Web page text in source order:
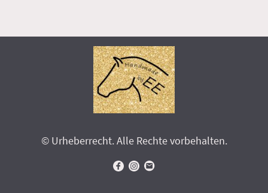
© Urheberrecht. Alle Rechte vorbehalten.